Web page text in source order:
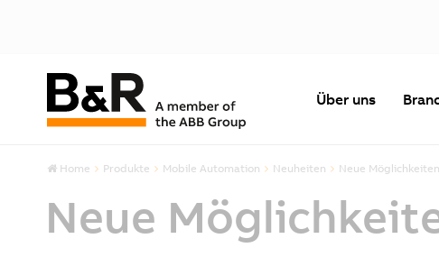
Über uns
Home Produkte Mobile Automation Neuheiten Neue
Neue